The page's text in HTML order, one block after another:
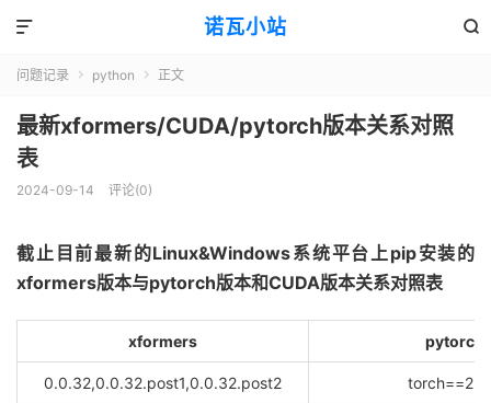
诺瓦小站 

问题记录  python  正文
最新xformers/CUDA/pytorch版本关系对照
表
2024-09-14 评论(0)
截止目前最新的Linux&Windows系统平台上pip安装的
xformers版本与pytorch版本和CUDA版本关系对照表
xformers pytorch
0.0.32,0.0.32.post1,0.0.32.post2